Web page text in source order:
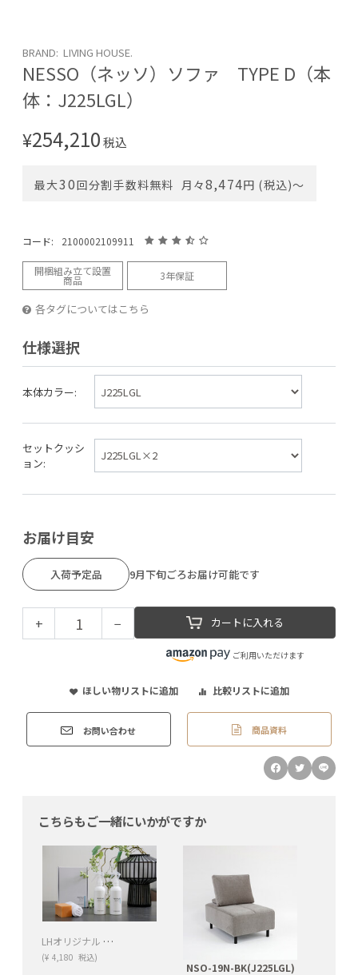
BRAND: LIVING HOUSE.
NESSO（ネッソ）ソファ TYPE D（本
体：J225LGL）
¥254,210税込
最大30回分割手数料無料 月々8,474円 (税込)〜
コード: 2100002109911
開梱組み立て設置
商品 3年保証
各タグについてはこちら
仕様選択
本体カラー:
セットクッシ
ョン:
お届け目安
入荷予定品 9月下旬ごろお届け可能です
+ − カートに入れる
ご利用いただけます
ほしい物リストに追加 比較リストに追加
お問い合わせ 商品資料
こちらもご一緒にいかがですか
LHオリジナル テキスタイルケアキット ナチュラルファーバー
(¥ 4,180 税込)
NSO-19N-BK(J225LGL)